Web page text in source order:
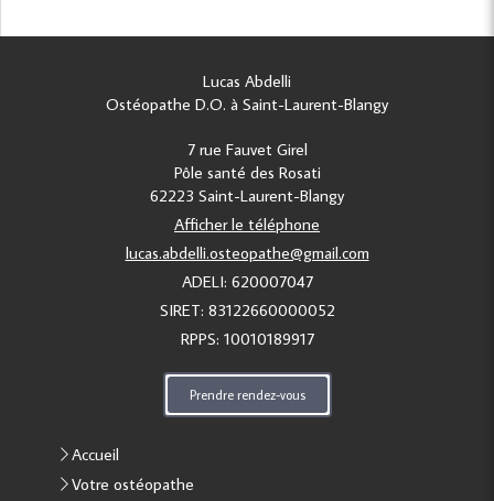
Lucas Abdelli
Ostéopathe D.O. à Saint-Laurent-Blangy
7 rue Fauvet Girel
Pôle santé des Rosati
62223 Saint-Laurent-Blangy
Afficher le téléphone
lucas.abdelli.osteopathe@gmail.com
ADELI: 620007047
SIRET: 83122660000052
RPPS: 10010189917
Prendre rendez-vous
Accueil
Votre ostéopathe